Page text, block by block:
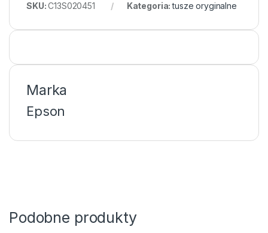
SKU:C13S020451 Kategoria:tusze oryginalne
Marka
Epson
Podobne produkty